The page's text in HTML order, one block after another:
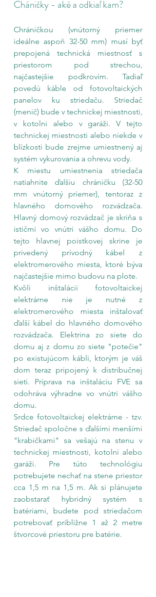
Cháničky - aké a odkiaľ kam?
Chráničkou (vnútorný priemer
ideálne aspoň 32-50 mm) musí byť
prepojená technická miestnosť s
priestorom pod strechou,
najčastejšie podkrovím. Tadiaľ
povedú káble od fotovoltaických
panelov ku striedaču. Striedač
(menič) bude v technickej miestnosti,
v kotolni alebo v garáži. V tejto
technickej miestnosti alebo niekde v
blízkosti bude zrejme umiestnený aj
systém vykurovania a ohrevu vody.
K miestu umiestnenia striedača
natiahnite ďalšiu chráničku (32-50
mm vnútorný priemer), tentoraz z
hlavného domového rozvádzača.
Hlavný domový rozvádzač je skriňa s
ističmi vo vnútri vášho domu. Do
tejto hlavnej poistkovej skrine je
privedený prívodný kábel z
elektromerového miesta, ktoré býva
najčastejšie mimo budovu na plote.
Kvôli inštalácii fotovoltaickej
elektrárne nie je nutné z
elektromerového miesta inštalovať
ďalší kábel do hlavného domového
rozvádzača. Elektrina zo siete do
domu aj z domu zo siete "potečie"
po existujúcom kábli, ktorým je váš
dom teraz pripojený k distribučnej
sieti. Príprava na inštaláciu FVE sa
odohráva výhradne vo vnútri vášho
domu.
Srdce fotovoltaickej elektrárne - tzv.
Striedač spoločne s ďalšími menšími
"krabičkami" sa vešajú na stenu v
technickej miestnosti, kotolni alebo
garáži. Pre túto technológiu
potrebujete nechať na stene priestor
cca 1,5 m na 1,5 m. Ak si plánujete
zaobstarať hybridný systém s
batériami, budete pod striedačom
potrebovať približne 1 až 2 metre
štvorcové priestoru pre batérie.